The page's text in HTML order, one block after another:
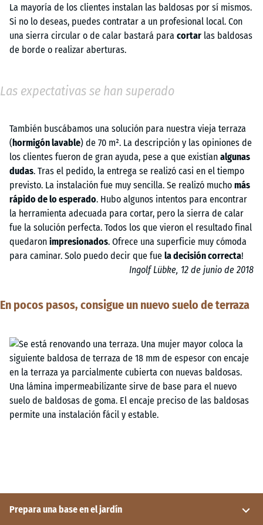
La mayoría de los clientes instalan las baldosas por sí mismos.
Si no lo deseas, puedes contratar a un profesional local. Con
una sierra circular o de calar bastará para cortar las baldosas
de borde o realizar aberturas.
Las expectativas se han superado
También buscábamos una solución para nuestra vieja terraza
(hormigón lavable) de 70 m². La descripción y las opiniones de
los clientes fueron de gran ayuda, pese a que existían algunas
dudas. Tras el pedido, la entrega se realizó casi en el tiempo
previsto. La instalación fue muy sencilla. Se realizó mucho más
rápido de lo esperado. Hubo algunos intentos para encontrar
la herramienta adecuada para cortar, pero la sierra de calar
fue la solución perfecta. Todos los que vieron el resultado final
quedaron impresionados. Ofrece una superficie muy cómoda
para caminar. Solo puedo decir que fue la decisión correcta!
Ingolf Lübke, 12 de junio de 2018
En pocos pasos, consigue un nuevo suelo de terraza
Prepara una base en el jardín